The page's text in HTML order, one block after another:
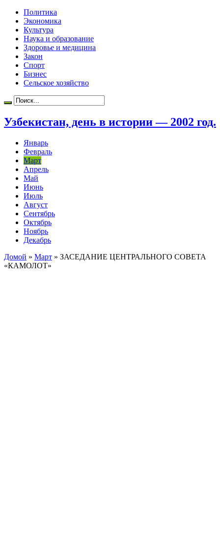
Политика
Экономика
Культура
Наука и образование
Здоровье и медицина
Закон
Спорт
Бизнес
Сельское хозяйство
Узбекистан, день в истории — 2002 год.
Январь
Февраль
Март
Апрель
Май
Июнь
Июль
Август
Сентябрь
Октябрь
Ноябрь
Декабрь
Домой » Март » ЗАСЕДАНИЕ ЦЕНТРАЛЬНОГО СОВЕТА
«КАМОЛОТ»